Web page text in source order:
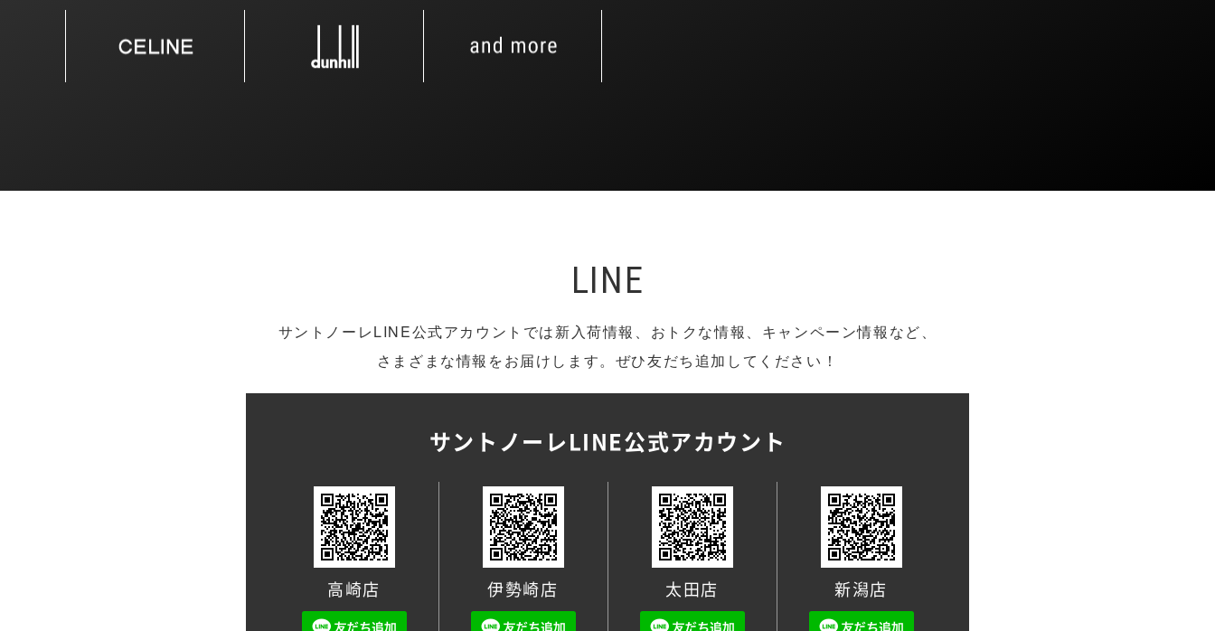
LINE
サントノーレLINE公式アカウントでは新入荷情報、おトクな情報、キャンペーン情報など、
さまざまな情報をお届けします。ぜひ友だち追加してください！
サントノーレ LINE公式アカウント
高崎店 伊勢崎店 太田店 新潟店